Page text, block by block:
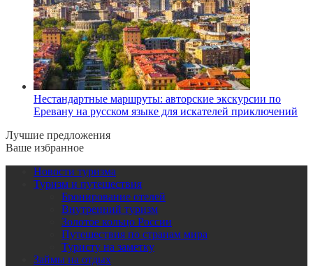
Нестандартные маршруты: авторские экскурсии по
Еревану на русском языке для искателей приключений
Лучшие предложения
Ваше избранное
Новости туризма
Туризм и путешествия
Бронирование отелей
Внутренний туризм
Золотое кольцо России
Путешествия по странам мира
Туристу на заметку
Займы на отдых